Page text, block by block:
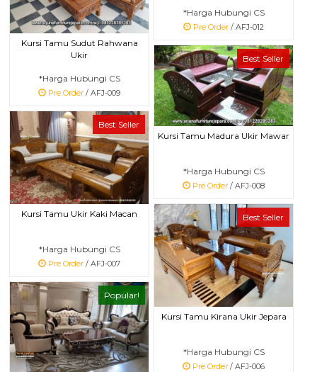
*Harga Hubungi CS
Pre Order / AFJ-012
Kursi Tamu Sudut Rahwana
Ukir
*Harga Hubungi CS
Pre Order / AFJ-009
Best Seller
Kursi Tamu Madura Ukir Mawar
*Harga Hubungi CS
Pre Order / AFJ-008
Best Seller
Kursi Tamu Ukir Kaki Macan
*Harga Hubungi CS
Pre Order / AFJ-007
Best Seller
Kursi Tamu Kirana Ukir Jepara
*Harga Hubungi CS
Pre Order / AFJ-006
Popular!